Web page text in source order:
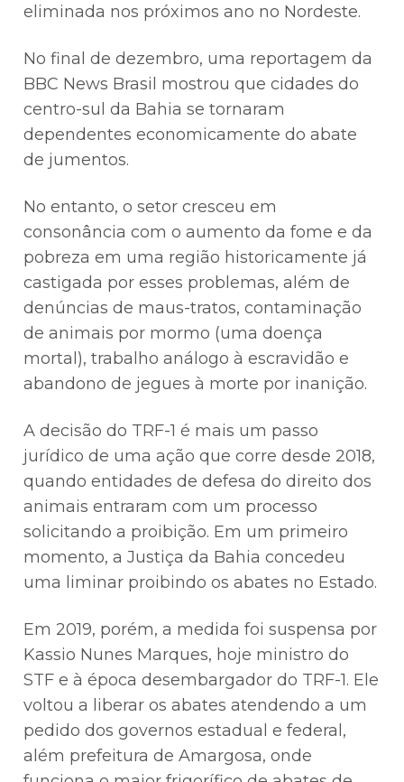
eliminada nos próximos ano no Nordeste.
No final de dezembro, uma reportagem da
BBC News Brasil mostrou que cidades do
centro-sul da Bahia se tornaram
dependentes economicamente do abate
de jumentos.
No entanto, o setor cresceu em
consonância com o aumento da fome e da
pobreza em uma região historicamente já
castigada por esses problemas, além de
denúncias de maus-tratos, contaminação
de animais por mormo (uma doença
mortal), trabalho análogo à escravidão e
abandono de jegues à morte por inanição.
A decisão do TRF-1 é mais um passo
jurídico de uma ação que corre desde 2018,
quando entidades de defesa do direito dos
animais entraram com um processo
solicitando a proibição. Em um primeiro
momento, a Justiça da Bahia concedeu
uma liminar proibindo os abates no Estado.
Em 2019, porém, a medida foi suspensa por
Kassio Nunes Marques, hoje ministro do
STF e à época desembargador do TRF-1. Ele
voltou a liberar os abates atendendo a um
pedido dos governos estadual e federal,
além prefeitura de Amargosa, onde